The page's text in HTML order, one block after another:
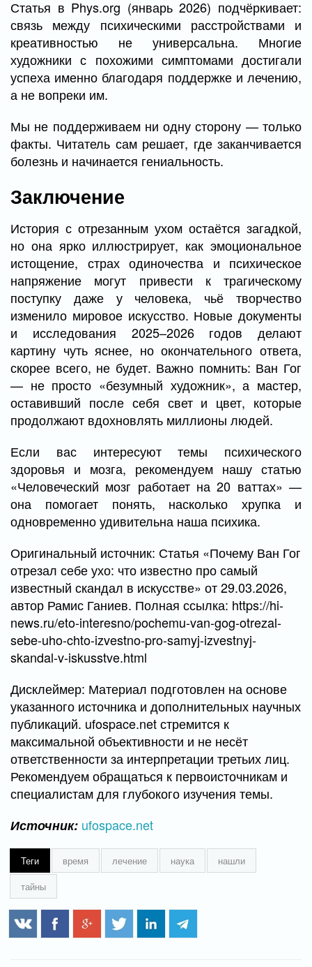
Статья в Phys.org (январь 2026) подчёркивает:
связь между психическими расстройствами и
креативностью не универсальна. Многие
художники с похожими симптомами достигали
успеха именно благодаря поддержке и лечению,
а не вопреки им.
Мы не поддерживаем ни одну сторону — только
факты. Читатель сам решает, где заканчивается
болезнь и начинается гениальность.
Заключение
История с отрезанным ухом остаётся загадкой,
но она ярко иллюстрирует, как эмоциональное
истощение, страх одиночества и психическое
напряжение могут привести к трагическому
поступку даже у человека, чьё творчество
изменило мировое искусство. Новые документы
и исследования 2025–2026 годов делают
картину чуть яснее, но окончательного ответа,
скорее всего, не будет. Важно помнить: Ван Гог
— не просто «безумный художник», а мастер,
оставивший после себя свет и цвет, которые
продолжают вдохновлять миллионы людей.
Если вас интересуют темы психического
здоровья и мозга, рекомендуем нашу статью
«Человеческий мозг работает на 20 ваттах» —
она помогает понять, насколько хрупка и
одновременно удивительна наша психика.
Оригинальный источник: Статья «Почему Ван Гог
отрезал себе ухо: что известно про самый
известный скандал в искусстве» от 29.03.2026,
автор Рамис Ганиев. Полная ссылка: https://hi-
news.ru/eto-interesno/pochemu-van-gog-otrezal-
sebe-uho-chto-izvestno-pro-samyj-izvestnyj-
skandal-v-iskusstve.html
Дисклеймер: Материал подготовлен на основе
указанного источника и дополнительных научных
публикаций. ufospace.net стремится к
максимальной объективности и не несёт
ответственности за интерпретации третьих лиц.
Рекомендуем обращаться к первоисточникам и
специалистам для глубокого изучения темы.
Источник: ufospace.net
Теги время лечение наука
нашли
тайны